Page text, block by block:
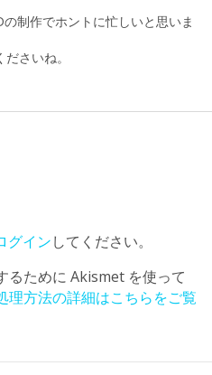
制作でホントに忙しいと思いま
さいね。
グインしてください。
るために Akismet を使って
理方法の詳細はこちらをご覧